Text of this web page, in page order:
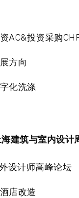
投资采购
方向
化洗涤
海建筑与室内设计
计师高峰论坛
店改造